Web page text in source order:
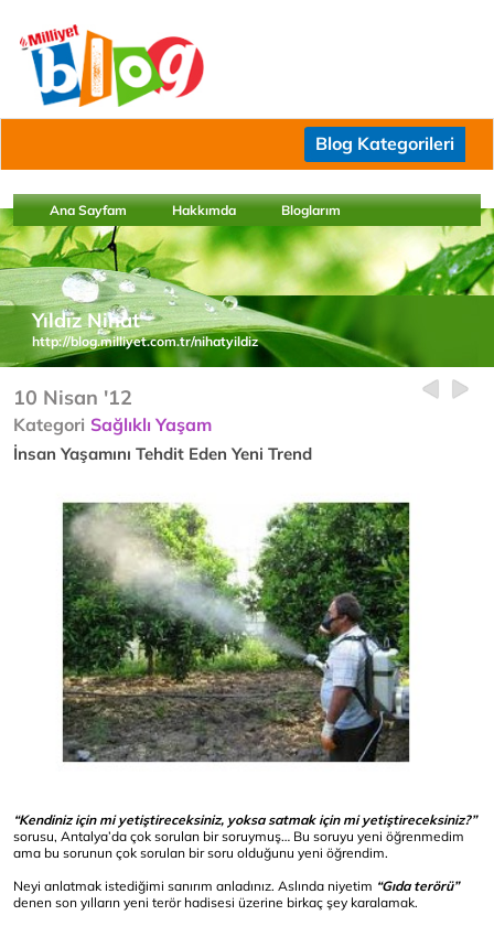
Blog Kategorileri
Ana Sayfam Hakkımda Bloglarım
Yıldız Nihat
http://blog.milliyet.com.tr/nihatyildiz
10 Nisan '12
Kategori Sağlıklı Yaşam
İnsan Yaşamını Tehdit Eden Yeni Trend
“Kendiniz için mi yetiştireceksiniz, yoksa satmak için mi yetiştireceksiniz?”
sorusu, Antalya’da çok sorulan bir soruymuş… Bu soruyu yeni öğrenmedim
ama bu sorunun çok sorulan bir soru olduğunu yeni öğrendim.
Neyi anlatmak istediğimi sanırım anladınız. Aslında niyetim “Gıda terörü”
denen son yılların yeni terör hadisesi üzerine birkaç şey karalamak.